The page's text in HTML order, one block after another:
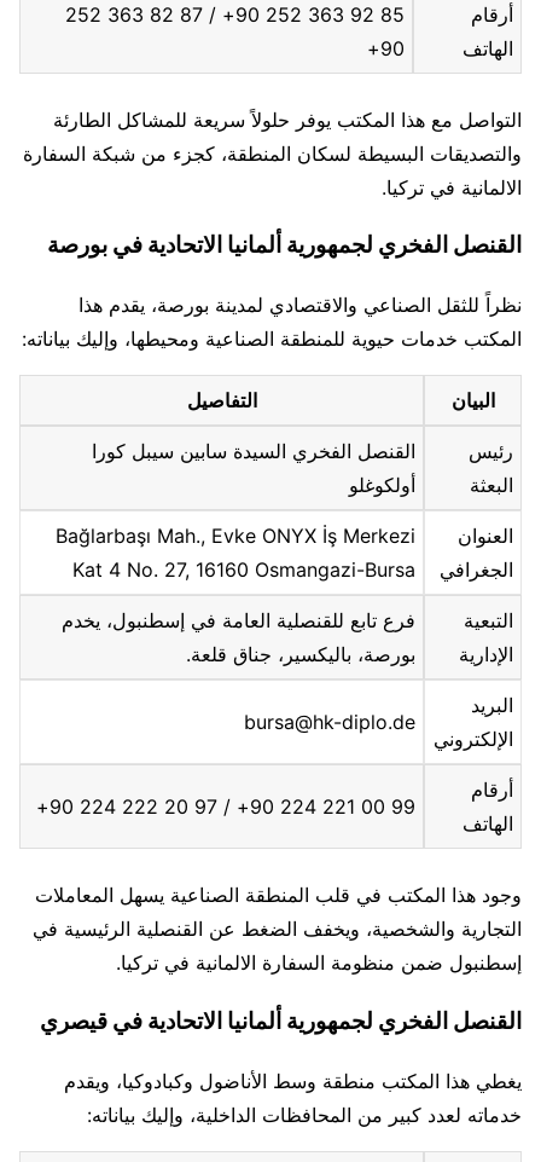
أرقام
الهاتف
85 92 363 252 90+ / 87 82 363 252
90+
التواصل مع هذا المكتب يوفر حلولاً سريعة للمشاكل الطارئة
والتصديقات البسيطة لسكان المنطقة، كجزء من شبكة السفارة
الالمانية في تركيا.
القنصل الفخري لجمهورية ألمانيا الاتحادية في بورصة
نظراً للثقل الصناعي والاقتصادي لمدينة بورصة، يقدم هذا
المكتب خدمات حيوية للمنطقة الصناعية ومحيطها، وإليك بياناته:
البيان التفاصيل
رئيس
البعثة
القنصل الفخري السيدة سابين سيبل كورا
أولكوغلو
العنوان
الجغرافي
Bağlarbaşı Mah., Evke ONYX İş Merkezi
Kat 4 No. 27, 16160 Osmangazi-Bursa
التبعية
الإدارية
فرع تابع للقنصلية العامة في إسطنبول، يخدم
بورصة، باليكسير، جناق قلعة.
البريد
الإلكتروني
bursa@hk-diplo.de
أرقام
الهاتف
99 00 221 224 90+ / 97 20 222 224 90+
وجود هذا المكتب في قلب المنطقة الصناعية يسهل المعاملات
التجارية والشخصية، ويخفف الضغط عن القنصلية الرئيسية في
إسطنبول ضمن منظومة السفارة الالمانية في تركيا.
القنصل الفخري لجمهورية ألمانيا الاتحادية في قيصري
يغطي هذا المكتب منطقة وسط الأناضول وكبادوكيا، ويقدم
خدماته لعدد كبير من المحافظات الداخلية، وإليك بياناته: